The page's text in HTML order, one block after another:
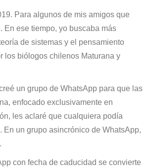
Para algunos de mis amigos que
En ese tiempo, yo buscaba más
de sistemas y el pensamiento
los biólogos chilenos Maturana y
un grupo de WhatsApp para que las
enfocado exclusivamente en
les aclaré que cualquiera podía
un grupo asincrónico de WhatsApp,
con fecha de caducidad se convierte